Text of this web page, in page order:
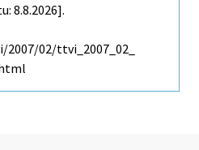
8.8.2026].
02/ttvi_2007_02_